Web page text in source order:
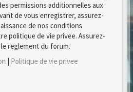
permissions additionnelles aux
de vous enregistrer, assurez-
de nos conditions
politique de vie privee. Assurez-
reglement du forum.
| Politique de vie privee